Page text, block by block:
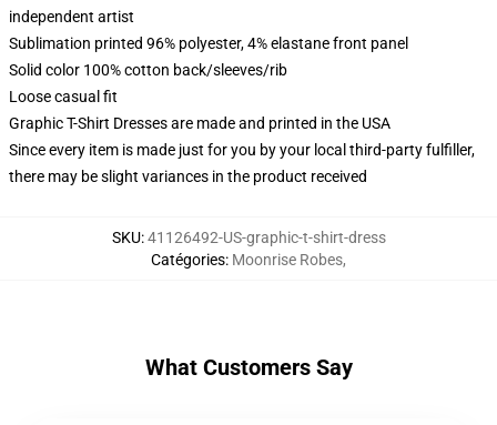
independent artist
Sublimation printed 96% polyester, 4% elastane front panel
Solid color 100% cotton back/sleeves/rib
Loose casual fit
Graphic T-Shirt Dresses are made and printed in the USA
Since every item is made just for you by your local third-party fulfiller,
there may be slight variances in the product received
SKU:41126492-US-graphic-t-shirt-dress
Catégories: Moonrise Robes,
What Customers Say